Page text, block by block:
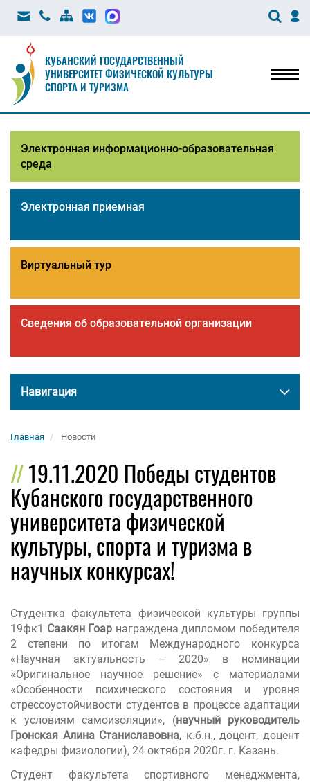
КУБАНСКИЙ ГОСУДАРСТВЕННЫЙ
УНИВЕРСИТЕТ ФИЗИЧЕСКОЙ КУЛЬТУРЫ
СПОРТА И ТУРИЗМА
Электронная информационно-образовательная
среда
Электронная приемная
Виртуальный тур
Сведения об образовательной организации
Навигация
Главная Новости
19.11.2020 Победы студентов
Кубанского государственного
университета физической
культуры, спорта и туризма в
научных конкурсах!
Студентка факультета физической культуры группы
19фк1 Саакян Гоар награждена дипломом победителя
2 степени по итогам Международного конкурса
«Научная актуальность – 2020» в номинации
«Оригинальное научное решение» с материалами
«Особенности психического состояния и уровня
стрессоустойчивости студентов в процессе адаптации
к условиям самоизоляции», (научный руководитель
Гронская Алина Станиславовна, к.б.н., доцент, доцент
кафедры физиологии), 24 октября 2020г. г. Казань.
Студент факультета спортивного менеджмента,